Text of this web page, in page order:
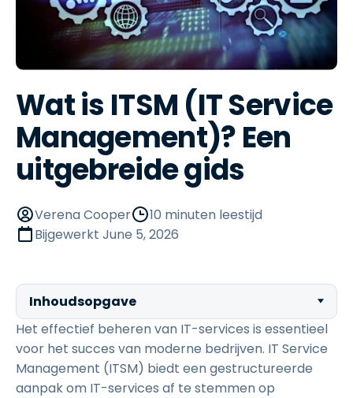
Wat is ITSM (IT Service
Management)? Een
uitgebreide gids
Verena Cooper
10 minuten leestijd
Bijgewerkt June 5, 2026
Inhoudsopgave
Het effectief beheren van IT-services is essentieel
voor het succes van moderne bedrijven. IT Service
Management (ITSM) biedt een gestructureerde
aanpak om IT-services af te stemmen op